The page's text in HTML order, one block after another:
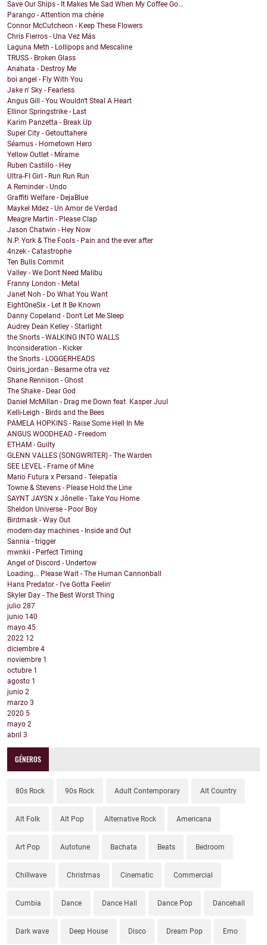
Save Our Ships - It Makes Me Sad When My Coffee Go...
Parango - Attention ma chérie
Connor McCutcheon - Keep These Flowers
Chris Fierros - Una Vez Más
Laguna Meth - Lollipops and Mescaline
TRUSS - Broken Glass
Anahata - Destroy Me
boi angel - Fly With You
Jake n' Sky - Fearless
Angus Gill - You Wouldn't Steal A Heart
Ellinor Springstrike - Last
Karim Panzetta - Break Up
Super City - Getouttahere
Séamus - Hometown Hero
Yellow Outlet - Mírame
Ruben Castillo - Hey
Ultra-FI Girl - Run Run Run
A Reminder - Undo
Graffiti Welfare - DejaBlue
Maykel Mdez - Un Amor de Verdad
Meagre Martin - Please Clap
Jason Chatwin - Hey Now
N.P. York & The Fools - Pain and the ever after
4nzek - Catastrophe
Ten Bulls Commit
Valley - We Don't Need Malibu
Franny London - Metal
Janet Noh - Do What You Want
EightOneSix - Let It Be Known
Danny Copeland - Don't Let Me Sleep
Audrey Dean Kelley - Starlight
the Snorts - WALKING INTO WALLS
Inconsideration - Kicker
the Snorts - LOGGERHEADS
Osiris_jordan - Besarme otra vez
Shane Rennison - Ghost
The Shake - Dear God
Daniel McMillan - Drag me Down feat. Kasper Juul
Kelli-Leigh - Birds and the Bees
PAMELA HOPKINS - Raise Some Hell In Me
ANGUS WOODHEAD - Freedom
ETHAM - Guilty
GLENN VALLES (SONGWRITER) - The Warden
SEE LEVEL - Frame of Mine
Mario Futura x Persand - Telepatía
Towne & Stevens - Please Hold the Line
SAYNT JAYSN x Jônelle - Take You Home
Sheldon Universe - Poor Boy
Birdmask - Way Out
modern-day machines - Inside and Out
Sannia - trigger
mwnkii - Perfect Timing
Angel of Discord - Undertow
Loading... Please Wait - The Human Cannonball
Hans Predator - I've Gotta Feelin'
Skyler Day - The Best Worst Thing
julio 287
junio 140
mayo 45
2022 12
diciembre 4
noviembre 1
octubre 1
agosto 1
junio 2
marzo 3
2020 5
mayo 2
abril 3
GÉNEROS
80s Rock 90s Rock Adult Contemporary Alt Country
Alt Folk Alt Pop Alternative Rock Americana
Art Pop Autotune Bachata Beats Bedroom
Chillwave Christmas Cinematic Commercial
Cumbia Dance Dance Hall Dance Pop Dancehall
Dark wave Deep House Disco Dream Pop Emo